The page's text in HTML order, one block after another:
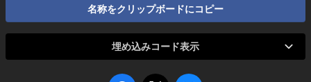
名称をクリップボードにコピー
埋め込みコード表示